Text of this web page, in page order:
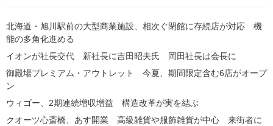
北海道・旭川駅前の大型商業施設、相次ぐ閉館に存続店が対応 機
能の多角化進める
イオンが社長交代 新社長に吉田昭夫氏 岡田社長は会長に
御殿場プレミアム・アウトレット 今夏、期間限定含む6店がオープ
ン
ウィゴー、2期連続増収増益 構造改革が実を結ぶ
クオーツ心斎橋、あす開業 高級雑貨や服飾雑貨が中心 来街者に